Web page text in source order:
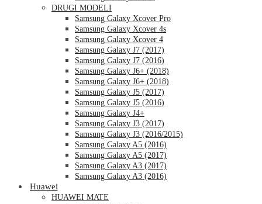
DRUGI MODELI
Samsung Galaxy Xcover Pro
Samsung Galaxy Xcover 4s
Samsung Galaxy Xcover 4
Samsung Galaxy J7 (2017)
Samsung Galaxy J7 (2016)
Samsung Galaxy J6+ (2018)
Samsung Galaxy J6+ (2018)
Samsung Galaxy J5 (2017)
Samsung Galaxy J5 (2016)
Samsung Galaxy J4+
Samsung Galaxy J3 (2017)
Samsung Galaxy J3 (2016/2015)
Samsung Galaxy A5 (2016)
Samsung Galaxy A5 (2017)
Samsung Galaxy A3 (2017)
Samsung Galaxy A3 (2016)
Huawei
HUAWEI MATE